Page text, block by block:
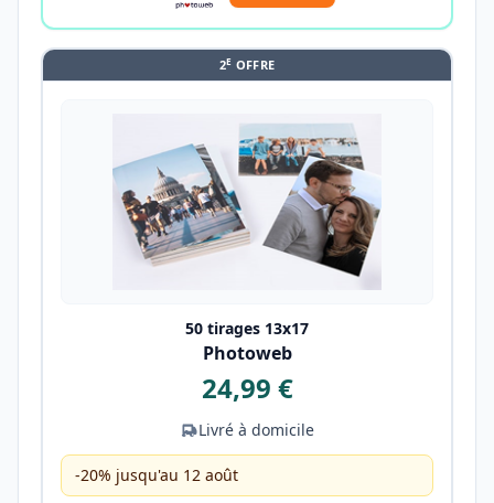
2E OFFRE
50 tirages 13x17
Photoweb
24,99 €
Livré à domicile
-20% jusqu'au 12 août